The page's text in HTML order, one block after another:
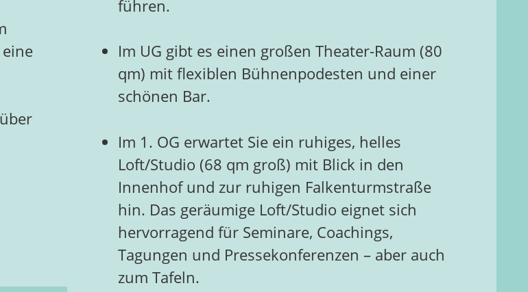
führen.
Im UG gibt es einen großen Theater-Raum (80
qm) mit flexiblen Bühnenpodesten und einer
schönen Bar.
Im 1. OG erwartet Sie ein ruhiges, helles
Loft/Studio (68 qm groß) mit Blick in den
Innenhof und zur ruhigen Falkenturmstraße
hin. Das geräumige Loft/Studio eignet sich
hervorragend für Seminare, Coachings,
Tagungen und Pressekonferenzen – aber auch
zum Tafeln.